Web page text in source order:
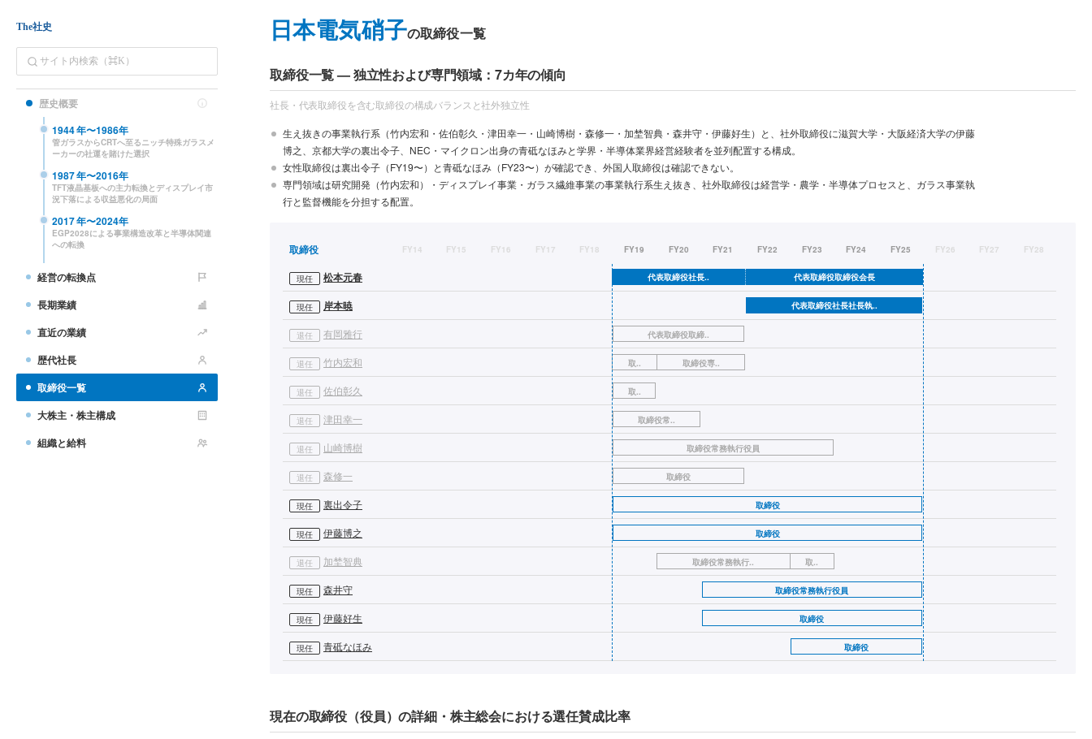
The社史
歴史概要
1944年〜1986年
管ガラスからCRTへ至るニッチ特殊ガラスメ
ーカーの社運を賭けた選択
1987年〜2016年
TFT液晶基板への主力転換とディスプレイ市
況下落による収益悪化の局面
2017年〜2024年
EGP2028による事業構造改革と半導体関連
への転換
経営の転換点
長期業績
直近の業績
歴代社長
取締役一覧
大株主・株主構成
組織と給料
日本電気硝子の取締役一覧
取締役一覧 — 独立性および専門領域：7カ年の傾向
社長・代表取締役を含む取締役の構成バランスと社外独立性
生え抜きの事業執行系（竹内宏和・佐伯彰久・津田幸一・山崎博樹・森修一・加埜智典・森井守・伊藤好生）と、社外取締役に滋賀大学・大阪経済大学の伊藤
博之、京都大学の裏出令子、NEC・マイクロン出身の青砥なほみと学界・半導体業界経営経験者を並列配置する構成。
女性取締役は裏出令子（FY19〜）と青砥なほみ（FY23〜）が確認でき、外国人取締役は確認できない。
専門領域は研究開発（竹内宏和）・ディスプレイ事業・ガラス繊維事業の事業執行系生え抜き、社外取締役は経営学・農学・半導体プロセスと、ガラス事業執
行と監督機能を分担する配置。
取締役 FY14 FY15 FY16 FY17 FY18 FY19 FY20 FY21 FY22 FY23 FY24 FY25 FY26 FY27 FY28
現任 松本元春 代表取締役社長.. 代表取締役取締役会長
現任 岸本暁 代表取締役社長社長執..
退任 有岡雅行 代表取締役取締..
退任 竹内宏和 取.. 取締役専..
退任 佐伯彰久 取..
退任 津田幸一 取締役常..
退任 山崎博樹 取締役常務執行役員
退任 森修一 取締役
現任 裏出令子 取締役
現任 伊藤博之 取締役
退任 加埜智典 取締役常務執行.. 取..
現任 森井守 取締役常務執行役員
現任 伊藤好生 取締役
現任 青砥なほみ 取締役
現在の取締役（役員）の詳細・株主総会における選任賛成比率